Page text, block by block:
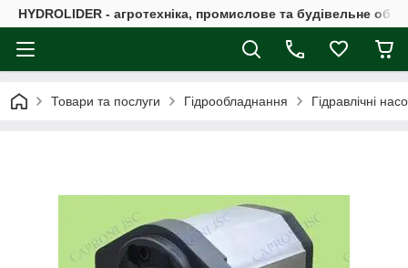
HYDROLIDER - агротехніка, промислове та будівельне
Товари та послуги Гідрообладнання Гідравлічні